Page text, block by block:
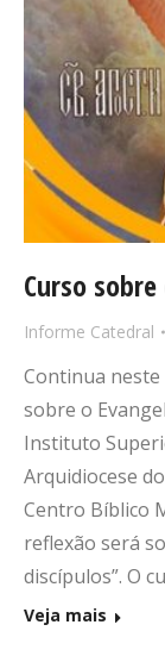
Curso
Informe Catedral
Continua
sobre o
Instituto
Arquidiocese
Centro Bíblico
reflexão será
discípulos”. O
Veja mais